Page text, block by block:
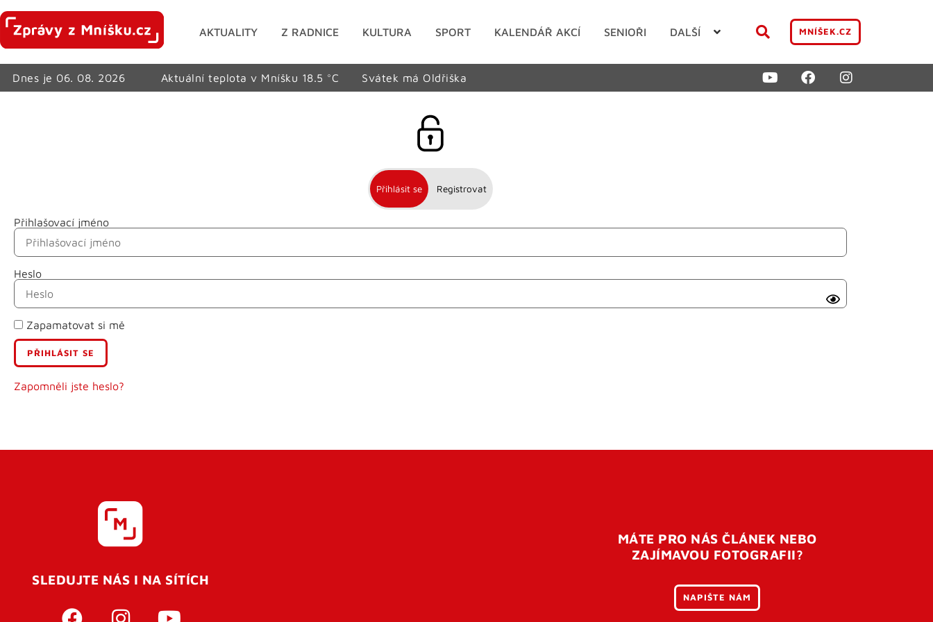
AKTUALITY Z RADNICE KULTURA SPORT KALENDÁŘ AKCÍ SENIOŘI DALŠÍ MNÍŠEK.CZ
Dnes je 06. 08. 2026 Aktuální teplota v Mníšku 18.5 °C Svátek má Oldřiška
Přihlásit se Registrovat
Přihlašovací jméno
Heslo
Zapamatovat si mě
Zapomněli jste heslo?
Jméno
Příjmení
E-mail
Uživatelské jméno
SLEDUJTE NÁS I NA SÍTÍCH
MÁTE PRO NÁS ČLÁNEK NEBO
ZAJÍMAVOU FOTOGRAFII?
NAPIŠTE NÁM